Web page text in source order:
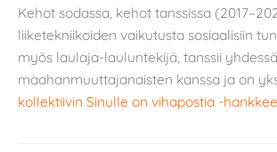
Kehot sodassa, kehot tanssissa
liiketekniikoiden vaikutusta sosiaalisiin
myös laulaja-lauluntekijä, tanssii yhdessä
maahanmuuttajanaisten kanssa ja on
kollektiivin Sinulle on vihapostia -